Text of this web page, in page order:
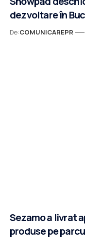
dezvoltare în
De:COMUNICAREPR
Sezamo a livrat
produse pe